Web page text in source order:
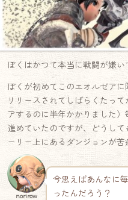
ぼくはかつて本当に戦闘が嫌い
ぼくが初めてこのエオルゼア
リリースされてしばらくたっ
アするのに半年かかりました
進めていたのですが、どうし
ーリー上にあるダンジョンが苦
norirow
今思えばあんなに
ったんだろう？